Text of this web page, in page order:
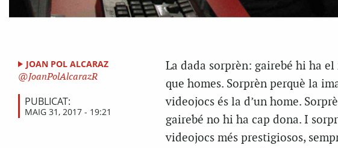
JOAN POL ALCARAZ
JoanPolAlcarazR
PUBLICAT:
MAIG 31, 2017 - 19:21
La dada sorprèn: gairebé hi ha
que homes. Sorprèn perquè la
videojocs és la d’un home.
gairebé no hi ha cap dona. I
videojocs més prestigiosos,